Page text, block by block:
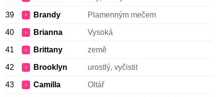
39 ♀ Brandy Plamenným mečem
40 ♀ Brianna Vysoká
41 ♀ Brittany země
42 ♀ Brooklyn urostlý, vyčistit
43 ♀ Camilla Oltář